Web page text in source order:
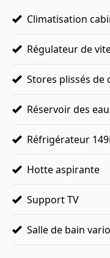
Climatisation
Régulateur de
Stores plissés de
Réservoir des
Réfrigérateur
Hotte aspirante
Support TV
Salle de bain vario